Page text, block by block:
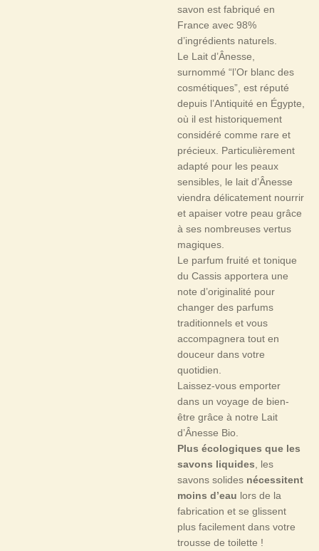
savon est fabriqué en
France avec 98%
d’ingrédients naturels.
Le Lait d’Ânesse,
surnommé “l’Or blanc des
cosmétiques”, est réputé
depuis l’Antiquité en Égypte,
où il est historiquement
considéré comme rare et
précieux. Particulièrement
adapté pour les peaux
sensibles, le lait d’Ânesse
viendra délicatement nourrir
et apaiser votre peau grâce
à ses nombreuses vertus
magiques.
Le parfum fruité et tonique
du Cassis apportera une
note d’originalité pour
changer des parfums
traditionnels et vous
accompagnera tout en
douceur dans votre
quotidien.
Laissez-vous emporter
dans un voyage de bien-
être grâce à notre Lait
d’Ânesse Bio.
Plus écologiques que les
savons liquides , les
savons solides nécessitent
moins d’eau lors de la
fabrication et se glissent
plus facilement dans votre
trousse de toilette !